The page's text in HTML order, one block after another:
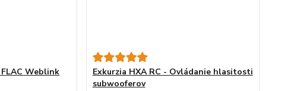
Weblink
Exkurzia HXA RC - Ovládanie hlasitosti
subwooferov